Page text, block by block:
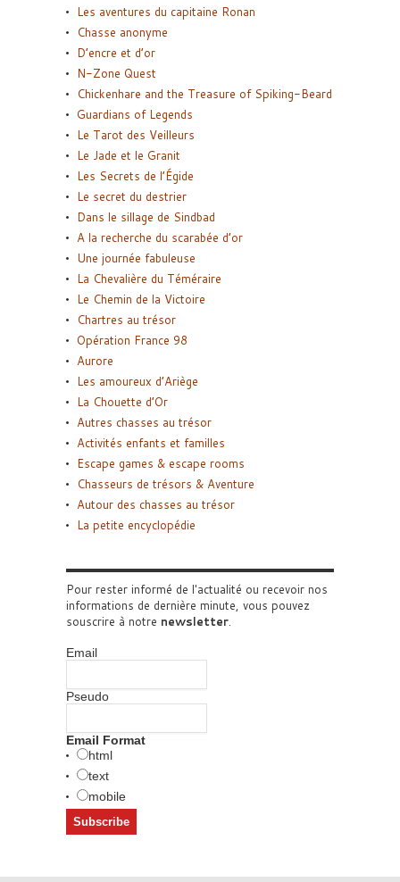
Les aventures du capitaine Ronan
Chasse anonyme
D’encre et d’or
N-Zone Quest
Chickenhare and the Treasure of Spiking-Beard
Guardians of Legends
Le Tarot des Veilleurs
Le Jade et le Granit
Les Secrets de l’Égide
Le secret du destrier
Dans le sillage de Sindbad
A la recherche du scarabée d’or
Une journée fabuleuse
La Chevalière du Téméraire
Le Chemin de la Victoire
Chartres au trésor
Opération France 98
Aurore
Les amoureux d’Ariège
La Chouette d’Or
Autres chasses au trésor
Activités enfants et familles
Escape games & escape rooms
Chasseurs de trésors & Aventure
Autour des chasses au trésor
La petite encyclopédie
Pour rester informé de l'actualité ou recevoir nos
informations de dernière minute, vous pouvez
souscrire à notre newsletter.
Email
Pseudo
Email Format
html
text
mobile